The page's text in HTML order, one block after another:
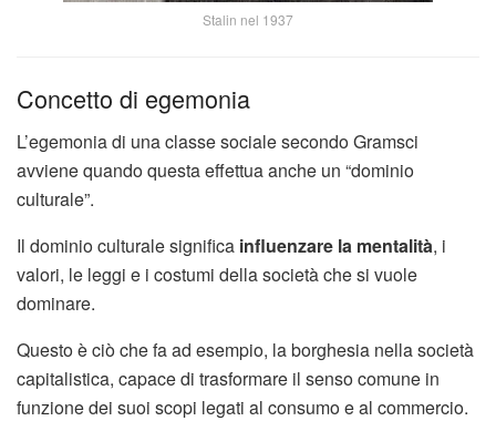
Stalin nel 1937
Concetto di egemonia
L’egemonia di una classe sociale secondo Gramsci
avviene quando questa effettua anche un “dominio
culturale”.
Il dominio culturale significa influenzare la mentalità, i
valori, le leggi e i costumi della società che si vuole
dominare.
Questo è ciò che fa ad esempio, la borghesia nella società
capitalistica, capace di trasformare il senso comune in
funzione dei suoi scopi legati al consumo e al commercio.